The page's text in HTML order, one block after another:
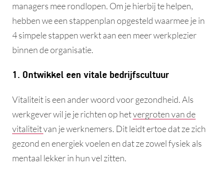
managers mee rondlopen. Om je hierbij te helpen,
hebben we een stappenplan opgesteld waarmee je in
4 simpele stappen werkt aan een meer werkplezier
binnen de organisatie.
1. Ontwikkel een vitale bedrijfscultuur
Vitaliteit is een ander woord voor gezondheid. Als
werkgever wil je je richten op hetvergroten van de
vitaliteitvan je werknemers. Dit leidt ertoe dat ze zich
gezond en energiek voelen en dat ze zowel fysiek als
mentaal lekker in hun vel zitten.